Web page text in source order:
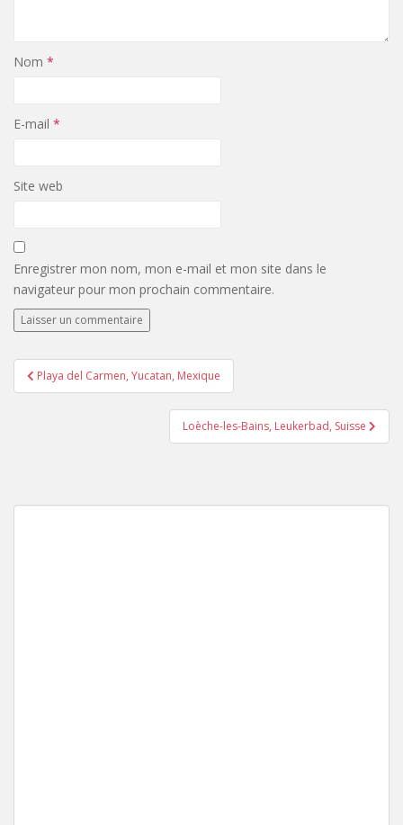
Nom *
E-mail *
Site web
Enregistrer mon nom, mon e-mail et mon site dans le
navigateur pour mon prochain commentaire.
Navigation
de
Playa del Carmen, Yucatan, Mexique
Loèche-les-Bains, Leukerbad, Suisse